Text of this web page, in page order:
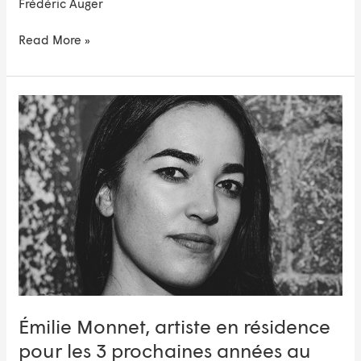
Frédéric Auger
Read More »
Émilie Monnet, artiste en résidence
pour les 3 prochaines années au
Émilie
Monnet,
artiste
en
résidence
pour
les
3
prochaines
années
au
Centre
du
Théâtre
d’Aujourd’hui